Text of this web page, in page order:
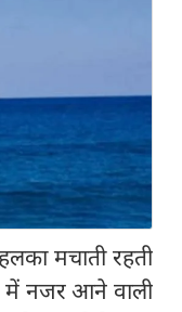
मचाती रहती
में नजर आने वाली